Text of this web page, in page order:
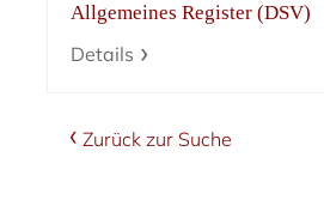
Allgemeines Register (DSV)
Details
Zurück zur Suche